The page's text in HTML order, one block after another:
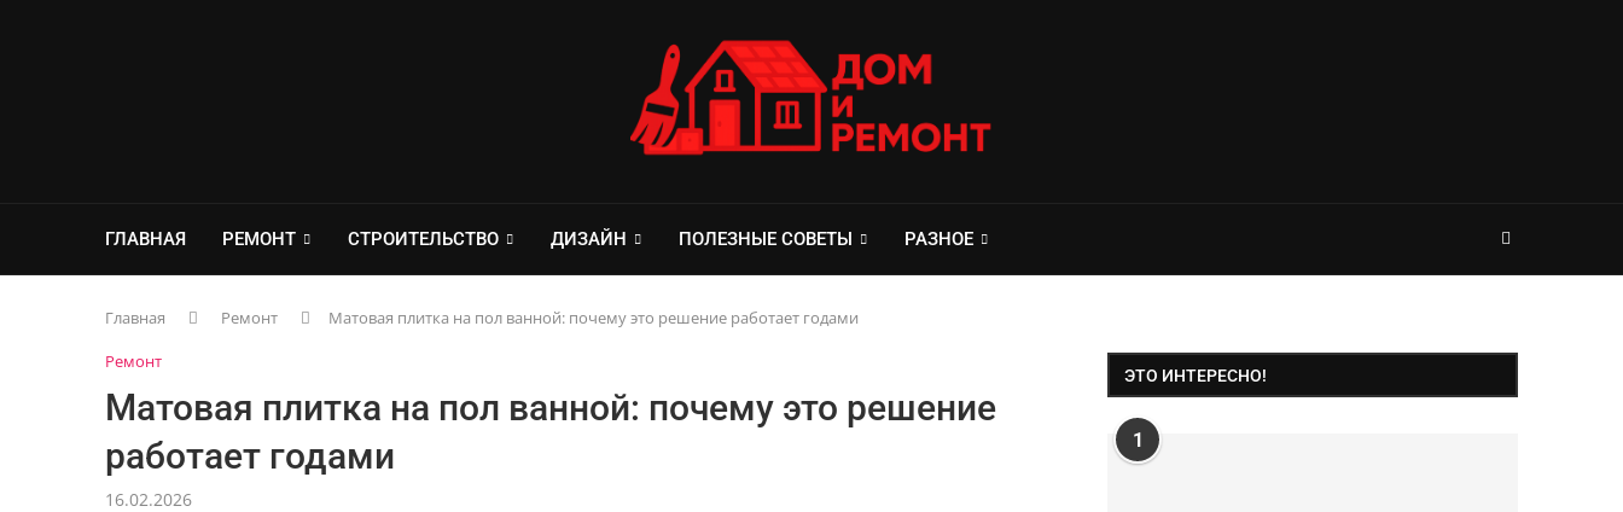
ГЛАВНАЯ РЕМОНТ СТРОИТЕЛЬСТВО ДИЗАЙН ПОЛЕЗНЫЕ СОВЕТЫ РАЗНОЕ
Главная Ремонт
Матовая плитка на пол ванной: почему это решение работает годами
Ремонт
Матовая плитка на пол ванной: почему это решение
работает годами
16.02.2026
ЭТО ИНТЕРЕСНО!
1